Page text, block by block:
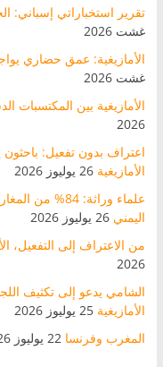
تقرير استخباراتي إسباني:
غشت 2026
الأمازيغية: عمق حضاري
غشت 2026
الأمازيغية بين المكتسبات
2026
اعتراف بدون تفعيل:
الأمازيغية 26 يوليوز 2026
علماء وراثة:
اليمني 26 يوليوز 2026
من الاعتراف إلى التفعيل،
2026
الشامي يدعو إلى تكثيف
الأمازيغية 25 يوليوز 2026
المغرب وفرنسا 22 يوليوز 2026